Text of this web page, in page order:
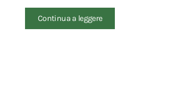
Continua a leggere